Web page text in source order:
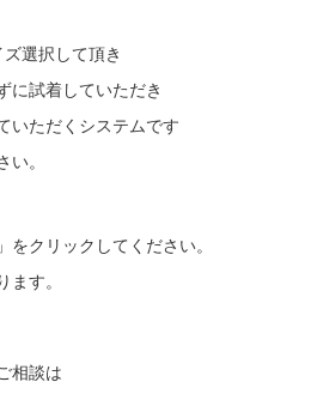
選択して頂き
に試着していただき
いただくシステムです
。
をクリックしてください。
す。
相談は